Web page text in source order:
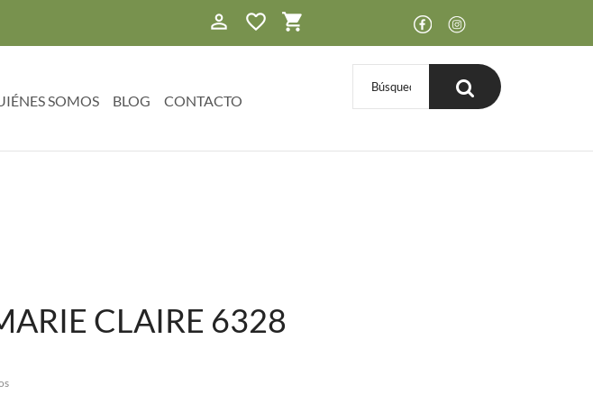
0
SOMOS BLOG CONTACTO
CLAIRE 6328